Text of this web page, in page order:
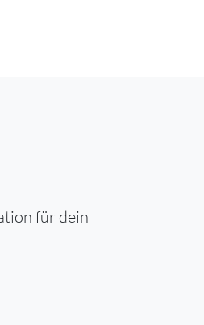
für dein